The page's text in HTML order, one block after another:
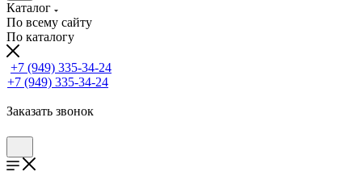
Каталог
По всему сайту
По каталогу
+7 (949) 335-34-24
+7 (949) 335-34-24
Заказать звонок